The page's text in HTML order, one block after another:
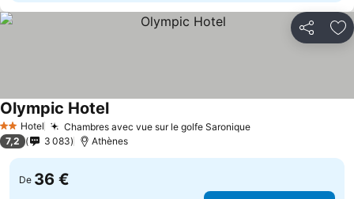
Partager
2 Étoiles
Hotel Chambres avec vue sur le golfe Saronique
Olympic Hotel
7,2 3 083 Athènes
De 36 €